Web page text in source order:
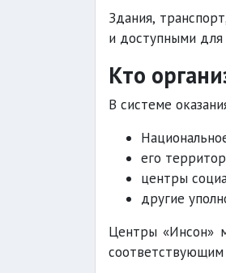
Здания,
и доступными для
Кто
В системе
его
центры
другие
Центры «Инсон»